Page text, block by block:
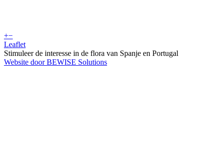
+−
Leaflet
Stimuleer de interesse in de flora van Spanje en Portugal
Website door BEWISE Solutions